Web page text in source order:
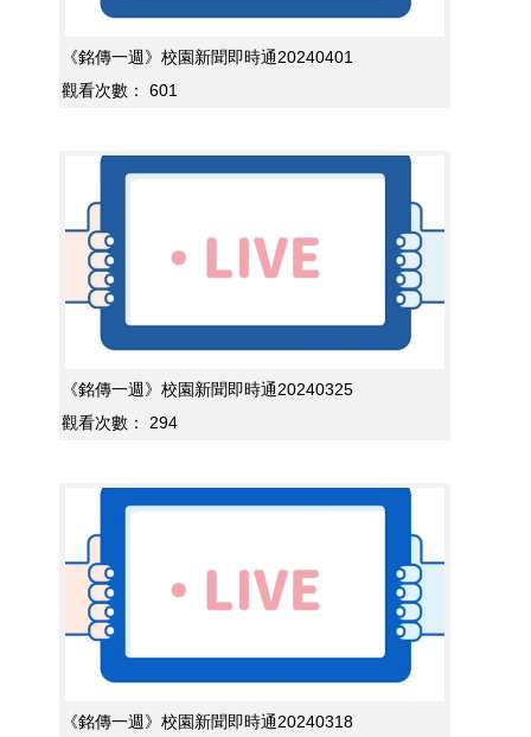
《銘傳一週》校園新聞即時通20240401
觀看次數：
601
《銘傳一週》校園新聞即時通20240325
觀看次數：
294
《銘傳一週》校園新聞即時通20240318